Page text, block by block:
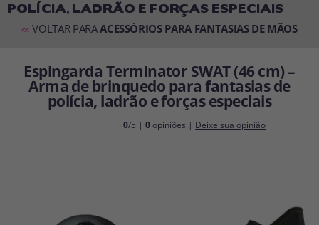
ENTRAR
Sou novo
Ao criar uma conta em disfracestuyyo.pt
, você poderá fazer suas
compras rapidamente em nossa loja virtual, verificar o status de seus
POLÍCIA, LADRÃO E FORÇAS ESPECIAIS
<< VOLTAR PARAACESSÓRIOS PARA FANTASIAS DE MÃOS
Espingarda Terminator SWAT (46 cm) –
Arma de brinquedo para fantasias de
polícia, ladrão e forças especiais
0/5 |0 opiniões | Deixe sua opinião